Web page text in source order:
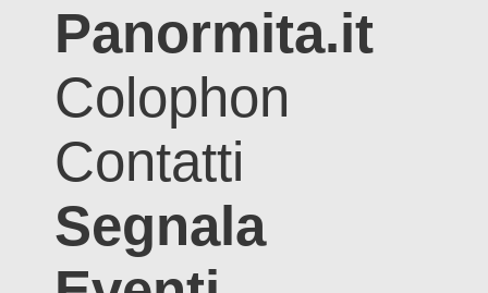
Panormita.it
Colophon
Contatti
Segnala